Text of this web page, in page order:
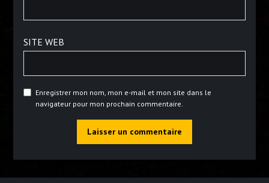
SITE WEB
Enregistrer mon nom, mon e-mail et mon site dans le
navigateur pour mon prochain commentaire.